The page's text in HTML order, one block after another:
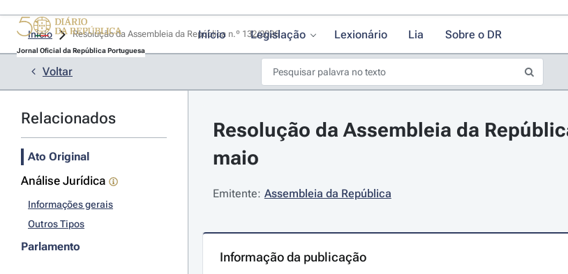
Jornal Oficial da República Portuguesa
Início Legislação Lexionário Lia Sobre o DR
Início Resolução da Assembleia da República n.º 132/2026
Voltar
Relacionados
Ato Original
Análise Jurídica
Informações gerais
Outros Tipos
Parlamento
Resolução da Assembleia da
maio
Emitente: Assembleia da República
Informação da publicação